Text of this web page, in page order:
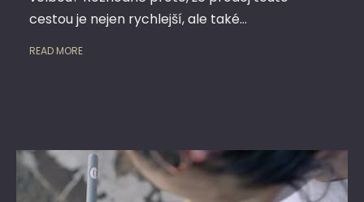
cestou je nejen rychlejší, ale také…
READ MORE